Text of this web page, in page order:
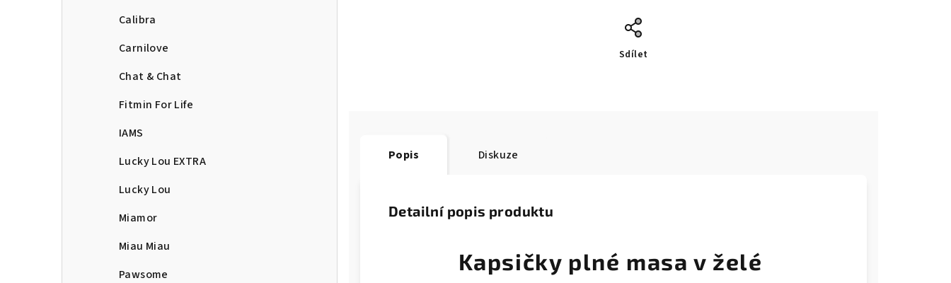
Calibra
Carnilove
Chat & Chat
Fitmin For Life
IAMS
Lucky Lou EXTRA
Lucky Lou
Miamor
Miau Miau
Pawsome
Sdílet
Popis Diskuze
Detailní popis produktu
Kapsičky plné masa v želé